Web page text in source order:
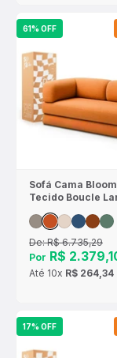
61% OFF
Sofá Cama Bloom
Tecido Boucle
- Sofá na Caixa
De:R$ 6.735,29
Por R$
Até 10x R$ 264,34
17% OFF